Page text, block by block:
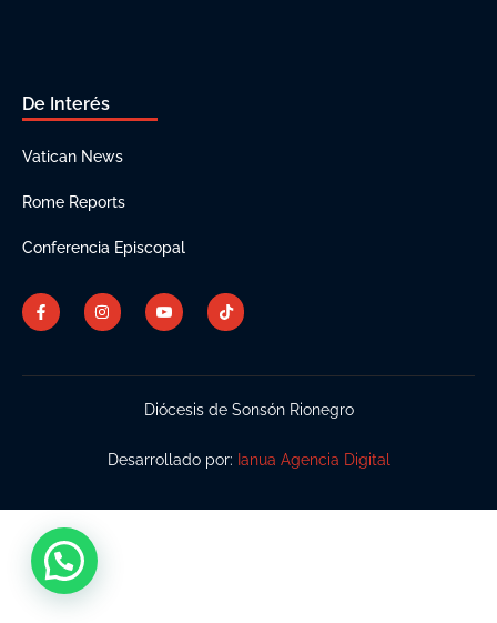
De Interés
Vatican News
Rome Reports
Conferencia Episcopal
Diócesis de Sonsón Rionegro
Desarrollado por: Ianua Agencia Digital